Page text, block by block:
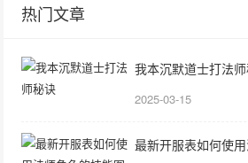
热门文章
我本沉默道士打法
2025-03-15
最新开服表如何使